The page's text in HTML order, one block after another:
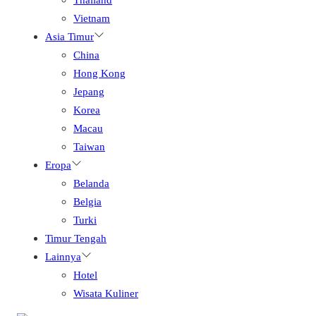
Vietnam
Asia Timur
China
Hong Kong
Jepang
Korea
Macau
Taiwan
Eropa
Belanda
Belgia
Turki
Timur Tengah
Lainnya
Hotel
Wisata Kuliner